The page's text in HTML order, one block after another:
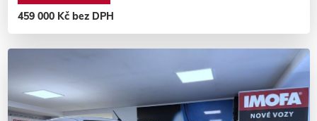
459 000 Kč bez DPH